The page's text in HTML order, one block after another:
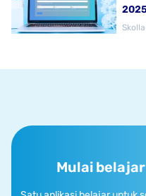
Skolla
Mulai